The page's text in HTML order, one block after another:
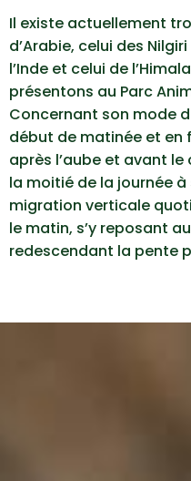
Il existe actuellement
d’Arabie, celui des
l’Inde et celui de
présentons au Parc
Concernant son mode
début de matinée et en
après l’aube et avant
la moitié de la journée
migration verticale
le matin, s’y reposant
redescendant la pente